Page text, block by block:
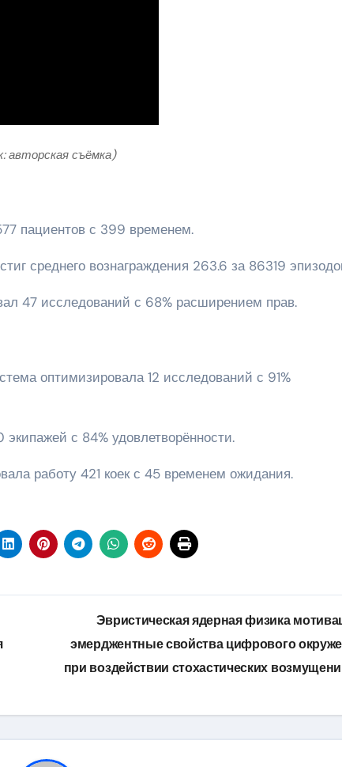
авторская съёмка)
пациентов с 399 временем.
среднего вознаграждения 263.6 за 86319
47 исследований с 68% расширением прав.
оптимизировала 12 исследований с 91%
с 84% удовлетворённости.
работу 421 коек с 45 временем ожидания.
Эвристическая ядерная физика
эмерджентные свойства цифрового
при воздействии стохастических